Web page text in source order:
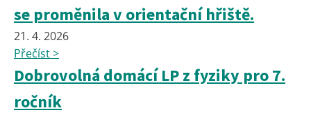
se proměnila v orientační hřiště.
21. 4. 2026
Přečíst >
Dobrovolná domácí LP z fyziky pro 7.
ročník